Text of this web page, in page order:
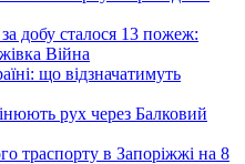
добу сталося 13 пожеж:
Війна
що відзначатимуть
рух через Балковий
траспорту в Запоріжжі на 8